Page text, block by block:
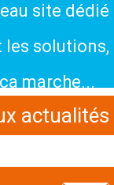
site dédié
les
ça marche...
actualités